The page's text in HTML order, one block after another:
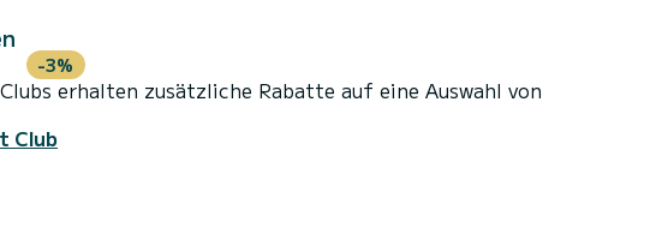
-3%
erhalten zusätzliche Rabatte auf eine Auswahl von
Club